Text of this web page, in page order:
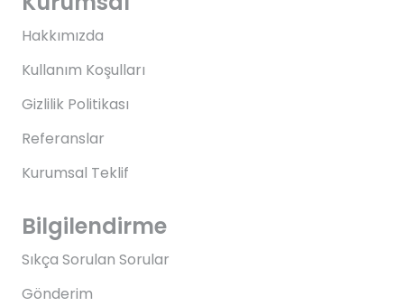
Hakkımızda
Kullanım Koşulları
Gizlilik Politikası
Referanslar
Kurumsal Teklif
Bilgilendirme
Sıkça Sorulan Sorular
Gönderim